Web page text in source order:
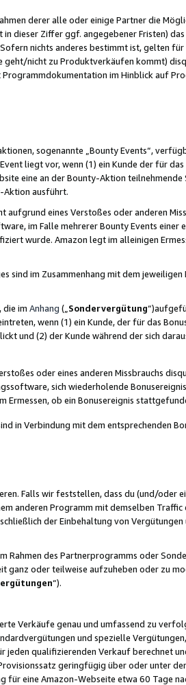
derer alle oder einige Partner die
in dieser Ziffer ggf. angegebener Fristen)
nichts anderes bestimmt ist, gelten
nicht zu Produktverkäufen kommt)
im Hinblick auf
sogenannte „Bounty Events“,
liegt vor, wenn (1) ein Kunde der für
eine an der Bounty-Aktion
Aktion ausführt.
eines Verstoßes oder anderen
im Falle mehrerer Bounty Events einer
wurde. Amazon legt im alleinigen
sind im Zusammenhang mit dem
die im Anhang („ Sondervergütung
wenn (1) ein Kunde, der für das
und (2) der Kunde während der sich
oder eines anderen Missbrauchs
sich wiederholende
ob ein Bonusereignis
in Verbindung mit dem entsprechenden
Falls wir feststellen, dass du (und/oder
anderen Programm mit demselben
der Einbehaltung von
des Partnerprogramms oder
ganz oder teilweise aufzuheben oder zu
“).
Verkäufe genau und umfassend zu
und spezielle
qualifizierenden Verkauf berechnet
geringfügig über oder unter
eine Amazon-Webseite etwa 60 Tage